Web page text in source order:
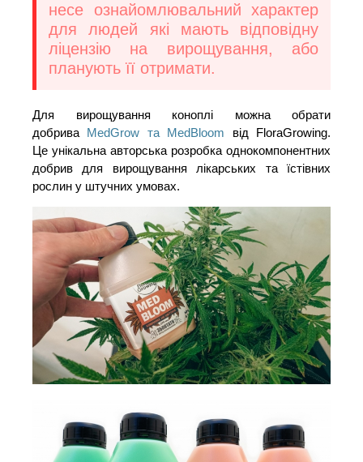
несе ознайомлювальний характер
для людей які мають відповідну
ліцензію на вирощування, або
планують її отримати.
Для вирощування коноплі можна обрати
добрива MedGrow та MedBloom від FloraGrowing.
Це унікальна авторська розробка однокомпонентних
добрив для вирощування лікарських та їстівних
рослин у штучних умовах.